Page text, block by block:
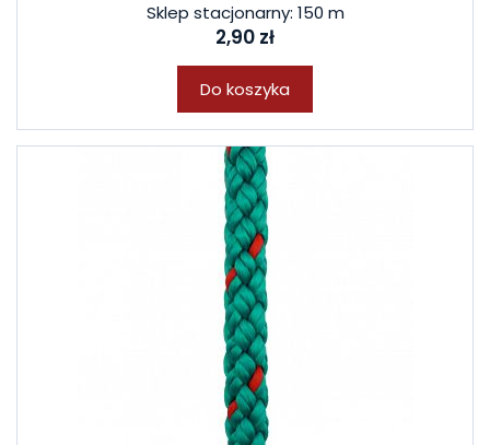
Sklep stacjonarny: 150 m
2,90 zł
Do koszyka